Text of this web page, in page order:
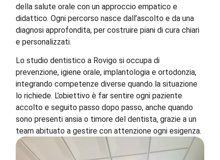
della salute orale con un approccio empatico e
didattico. Ogni percorso nasce dall’ascolto e da una
diagnosi approfondita, per costruire piani di cura chiari
e personalizzati.
Lo studio dentistico a Rovigo si occupa di
prevenzione, igiene orale, implantologia e ortodonzia,
integrando competenze diverse quando la situazione
lo richiede. L’obiettivo è far sentire ogni paziente
accolto e seguito passo dopo passo, anche quando
sono presenti ansia o timore del dentista, grazie a un
team abituato a gestire con attenzione ogni esigenza.